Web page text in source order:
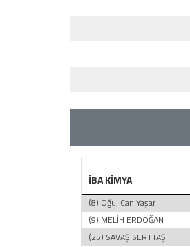
İBA KİMYA
(8) Oğul Can Yaşar
(9) MELİH ERDOĞAN
(25) SAVAŞ SERTTAŞ